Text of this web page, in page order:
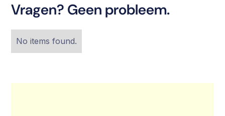
Vragen? Geen probleem.
No items found.